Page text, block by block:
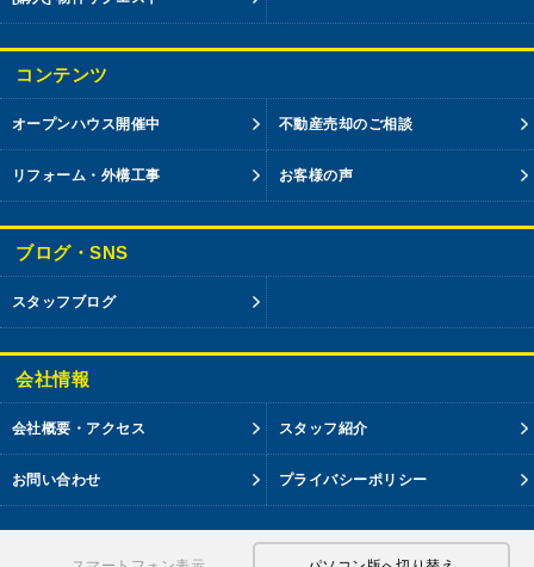
コンテンツ
オープンハウス開催中 不動産売却のご相談
リフォーム・外構工事 お客様の声
ブログ・SNS
スタッフブログ
会社情報
会社概要・アクセス スタッフ紹介
お問い合わせ プライバシーポリシー